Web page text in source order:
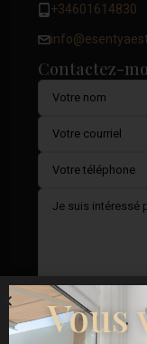
+34601614830
Contactez-
Vous